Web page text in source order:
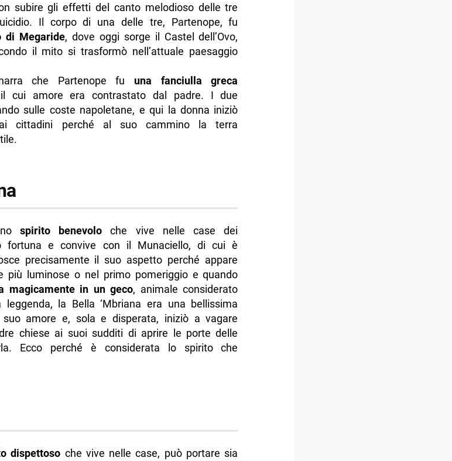
subire gli effetti del canto melodioso delle tre
Il corpo di una delle tre, Partenope, fu
di Megaride, dove oggi sorge il Castel dell’Ovo,
il mito si trasformò nell’attuale paesaggio
che Partenope fu una fanciulla greca
il cui amore era contrastato dal padre. I due
sulle coste napoletane, e qui la donna iniziò
cittadini perché al suo cammino la terra
spirito benevolo che vive nelle case dei
fortuna e convive con il Munaciello, di cui è
precisamente il suo aspetto perché appare
più luminose o nel primo pomeriggio e quando
magicamente in un geco, animale considerato
leggenda, la Bella ‘Mbriana era una bellissima
amore e, sola e disperata, iniziò a vagare
chiese ai suoi sudditi di aprire le porte delle
Ecco perché è considerata lo spirito che
dispettoso che vive nelle case, può portare sia